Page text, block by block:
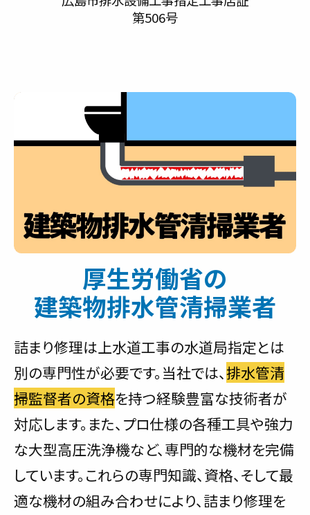
第506号
厚生労働省の
建築物排水管清掃業者
詰まり修理は上水道工事の水道局指定とは
別の専門性が必要です。当社では、排水管清
掃監督者の資格を持つ経験豊富な技術者が
対応します。また、プロ仕様の各種工具や強力
な大型高圧洗浄機など、専門的な機材を完備
しています。これらの専門知識、資格、そして最
適な機材の組み合わせにより、詰まり修理を